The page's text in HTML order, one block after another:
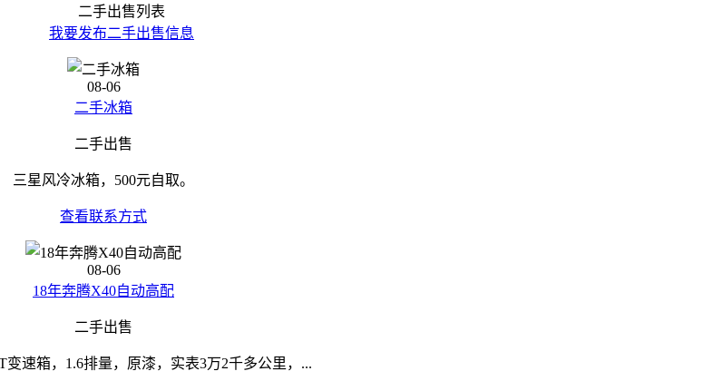
二手出售列表
我要发布二手出售信息
08-06
二手冰箱
二手出售
三星风冷冰箱，500元自取。
查看联系方式
08-06
18年奔腾X40自动高配
二手出售
变速箱，1.6排量，原漆，实表3万2千多公里，...